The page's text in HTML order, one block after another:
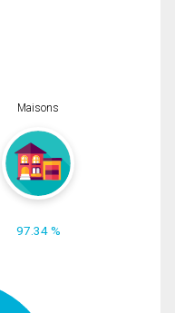
Maisons
97.34 %